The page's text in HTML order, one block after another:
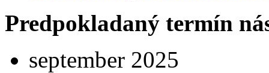
Predpokladaný termín
september 2025